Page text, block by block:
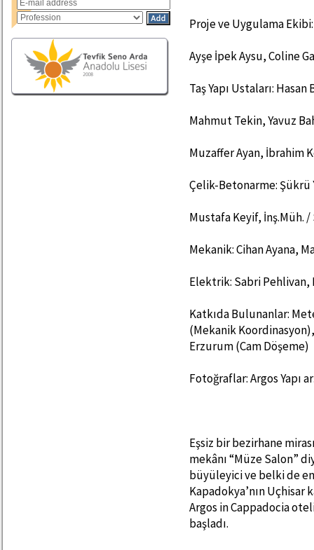
Proje ve Uygulama
Ayşe İpek Aysu, Coline
Taş Yapı Ustaları: Hasan
Mahmut Tekin, Yavuz
Muzaffer Ayan, İbrahim
Çelik-Betonarme: Şükrü
Mustafa Keyif, İnş.Müh. /
Mekanik: Cihan Ayana,
Elektrik: Sabri Pehlivan,
Katkıda Bulunanlar:
(Mekanik
Erzurum (Cam Döşeme)
Fotoğraflar: Argos Yapı
Eşsiz bir bezirhane
mekânı “Müze Salon”
büyüleyici ve belki de
Kapadokya’nın Uçhisar
Argos in Cappadocia
başladı.